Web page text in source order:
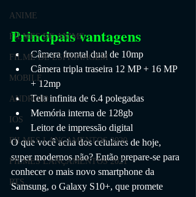
ANIME
FILMES DE ANIME
FILME DE ESPIONAGEM
MOBILE
ANDROID
IOS
FILMES LANÇAMENTOS 2020
FILMES LANÇAMENTOS 2021
RTS
Principais vantagens
Câmera frontal dual de 10mp
Câmera tripla traseira 12 MP + 16 MP
+ 12mp
Tela infinita de 6.4 polegadas
Memória interna de 128gb
Leitor de impressão digital
O que você acha dos celulares de hoje,
super modernos não? Então prepare-se para
conhecer o mais novo smartphone da
Samsung, o Galaxy S10+, que promete